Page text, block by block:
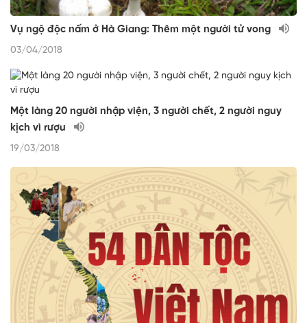
Vụ ngộ độc nấm ở Hà Giang: Thêm một người tử vong
03/04/2018
Một làng 20 người nhập viện, 3 người chết, 2 người nguy
kịch vì rượu
19/03/2018